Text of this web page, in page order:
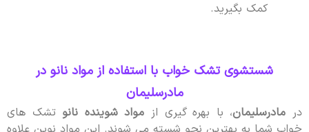
کمک بگیرید.
شستشوی تشک خواب با استفاده از مواد نانو در
مادرسلیمان
در مادرسلیمان، با بهره گیری از مواد شوینده نانوتشک های